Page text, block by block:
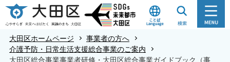
こ
の
大田区ホームページ
事業者の方へ
介護予防・日常生活支援総合事業のご案内
大田区総合事業事業者研修・大田区総合事業ガイドブック（事